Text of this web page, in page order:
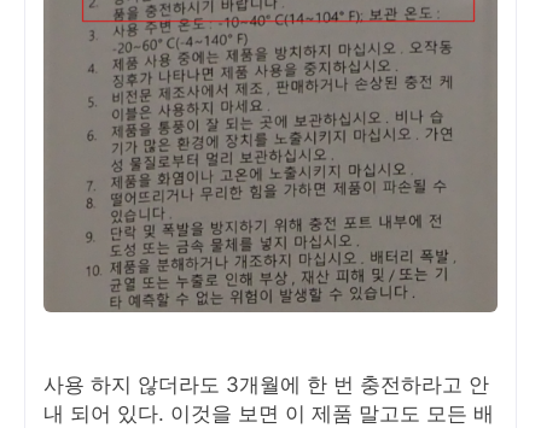
사용 하지 않더라도 3개월에 한 번 충전하라고 안
내 되어 있다. 이것을 보면 이 제품 말고도 모든 배